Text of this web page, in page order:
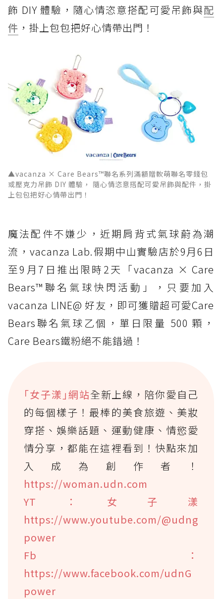
飾 DIY 體驗，隨心情恣意搭配可愛吊飾與配
件 ，掛上包包把好心情帶出門！
▲vacanza × Care Bears™聯名系列滿額贈軟萌聯名零錢包
或壓克力吊飾 DIY 體驗， 隨心情恣意搭配可愛吊飾與配件，掛
上包包把好心情帶出門！
魔法配件不嫌少，近期肩背式氣球蔚為潮
流，vacanza Lab.假期中山實驗店於9月6日
至9月7日推出限時2天「vacanza × Care
Bears™聯名氣球快閃活動」，只要加入
vacanza LINE@ 好友，即可獲贈超可愛Care
Bears聯名氣球乙個，單日限量 500 顆，
Care Bears鐵粉絕不能錯過！
｢女子漾｣網站全新上線，陪你愛自己
的每個樣子！最棒的美食旅遊、美妝
穿搭、娛樂話題、運動健康、情慾愛
情分享，都能在這裡看到！快點來加
入成為創作者！
https://woman.udn.com
YT：女子漾
https://www.youtube.com/@udng
power
Fb：
https://www.facebook.com/udnG
power